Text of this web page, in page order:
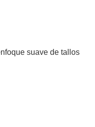
suave de tallos